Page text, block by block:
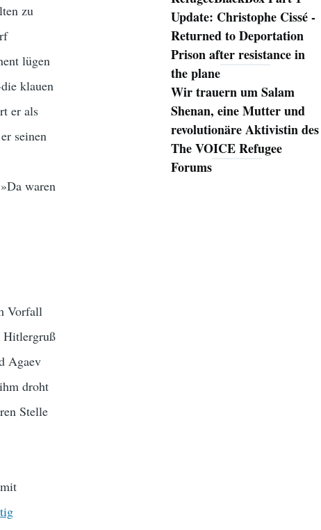
zu
lügen
klauen
er als
seinen
waren
Vorfall
Hitlergruß
Agaev
droht
Stelle
Update: Christophe Cissé -
Returned to Deportation
Prison after resistance in
the plane
Wir trauern um Salam
Shenan, eine Mutter und
revolutionäre Aktivistin des
The VOICE Refugee
Forums